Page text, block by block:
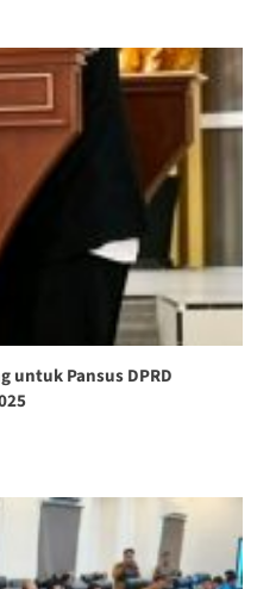
untuk Pansus DPRD